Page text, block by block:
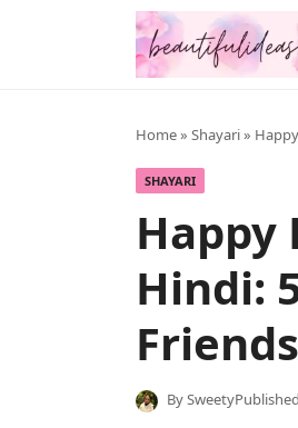
Home» Shayari»
SHAYARI
Happy
Hindi:
BySweety